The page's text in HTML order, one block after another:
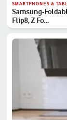
SMARTPHONES &
Samsung-
Flip8, Z Fo…